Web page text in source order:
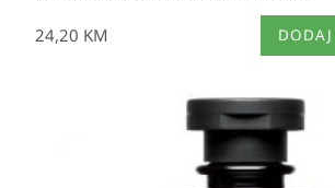
24,20 KM